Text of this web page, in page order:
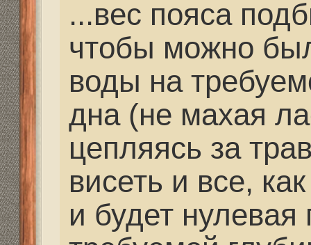
рабочей глубины и
плотность воды в
разная. Если
пояса следует
большая пояс
Следует один раз
потом возить с
грузиков весом 1кг,
подогнать